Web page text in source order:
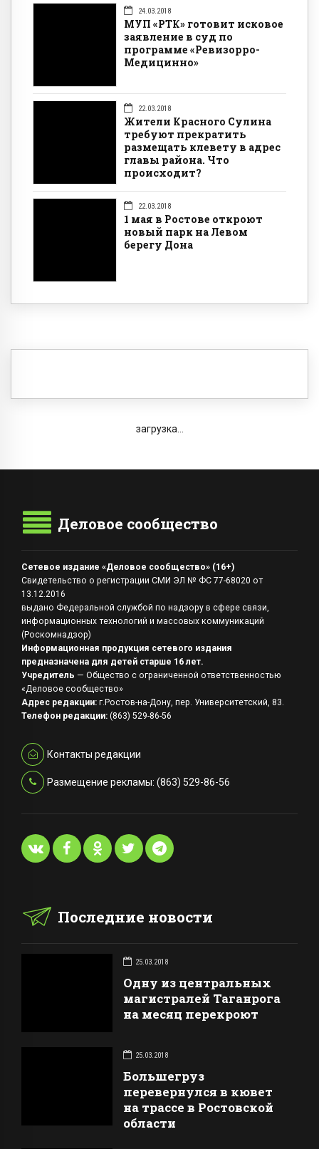
24.03.2018
МУП «РТК» готовит исковое
заявление в суд по
программе «Ревизорро-
Медицинно»
22.03.2018
Жители Красного Сулина
требуют прекратить
размещать клевету в адрес
главы района. Что
происходит?
22.03.2018
1 мая в Ростове откроют
новый парк на Левом
берегу Дона
загрузка...
Деловое сообщество
Сетевое издание «Деловое сообщество» (16+)
Свидетельство о регистрации СМИ ЭЛ № ФС 77-68020 от
13.12.2016
выдано Федеральной службой по надзору в сфере связи,
информационных технологий и массовых коммуникаций
(Роскомнадзор)
Информационная продукция сетевого издания
предназначена для детей старше 16 лет.
Учредитель — Общество с ограниченной ответственностью
«Деловое сообщество»
Адрес редакции: г.Ростов-на-Дону, пер. Университетский, 83.
Телефон редакции: (863) 529-86-56
Контакты редакции
Размещение рекламы: (863) 529-86-56
Последние новости
25.03.2018
Одну из центральных
магистралей Таганрога
на месяц перекроют
25.03.2018
Большегруз
перевернулся в кювет
на трассе в Ростовской
области